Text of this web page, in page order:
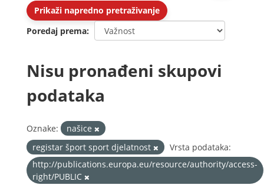
Prikaži napredno pretraživanje
Poredaj prema
Nisu pronađeni skupovi
podataka
Oznake:
našice
registar šport sport djelatnost
Vrsta podataka:
http://publications.europa.eu/resource/authority/access-
right/PUBLIC